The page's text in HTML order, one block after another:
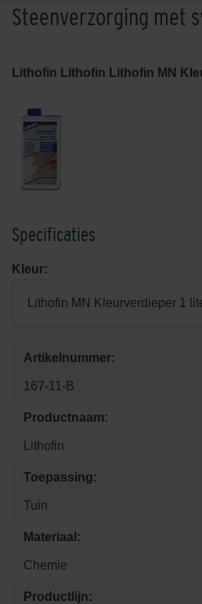
Steenverzorging met
Lithofin Lithofin Lithofin MN
Specificaties
Kleur:
Lithofin MN Kleurverdieper 1
Artikelnummer:
167-11-B
Productnaam:
Lithofin
Toepassing:
Tuin
Materiaal:
Chemie
Productlijn: